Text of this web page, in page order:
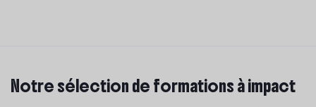
Notre sélection de formations à impact